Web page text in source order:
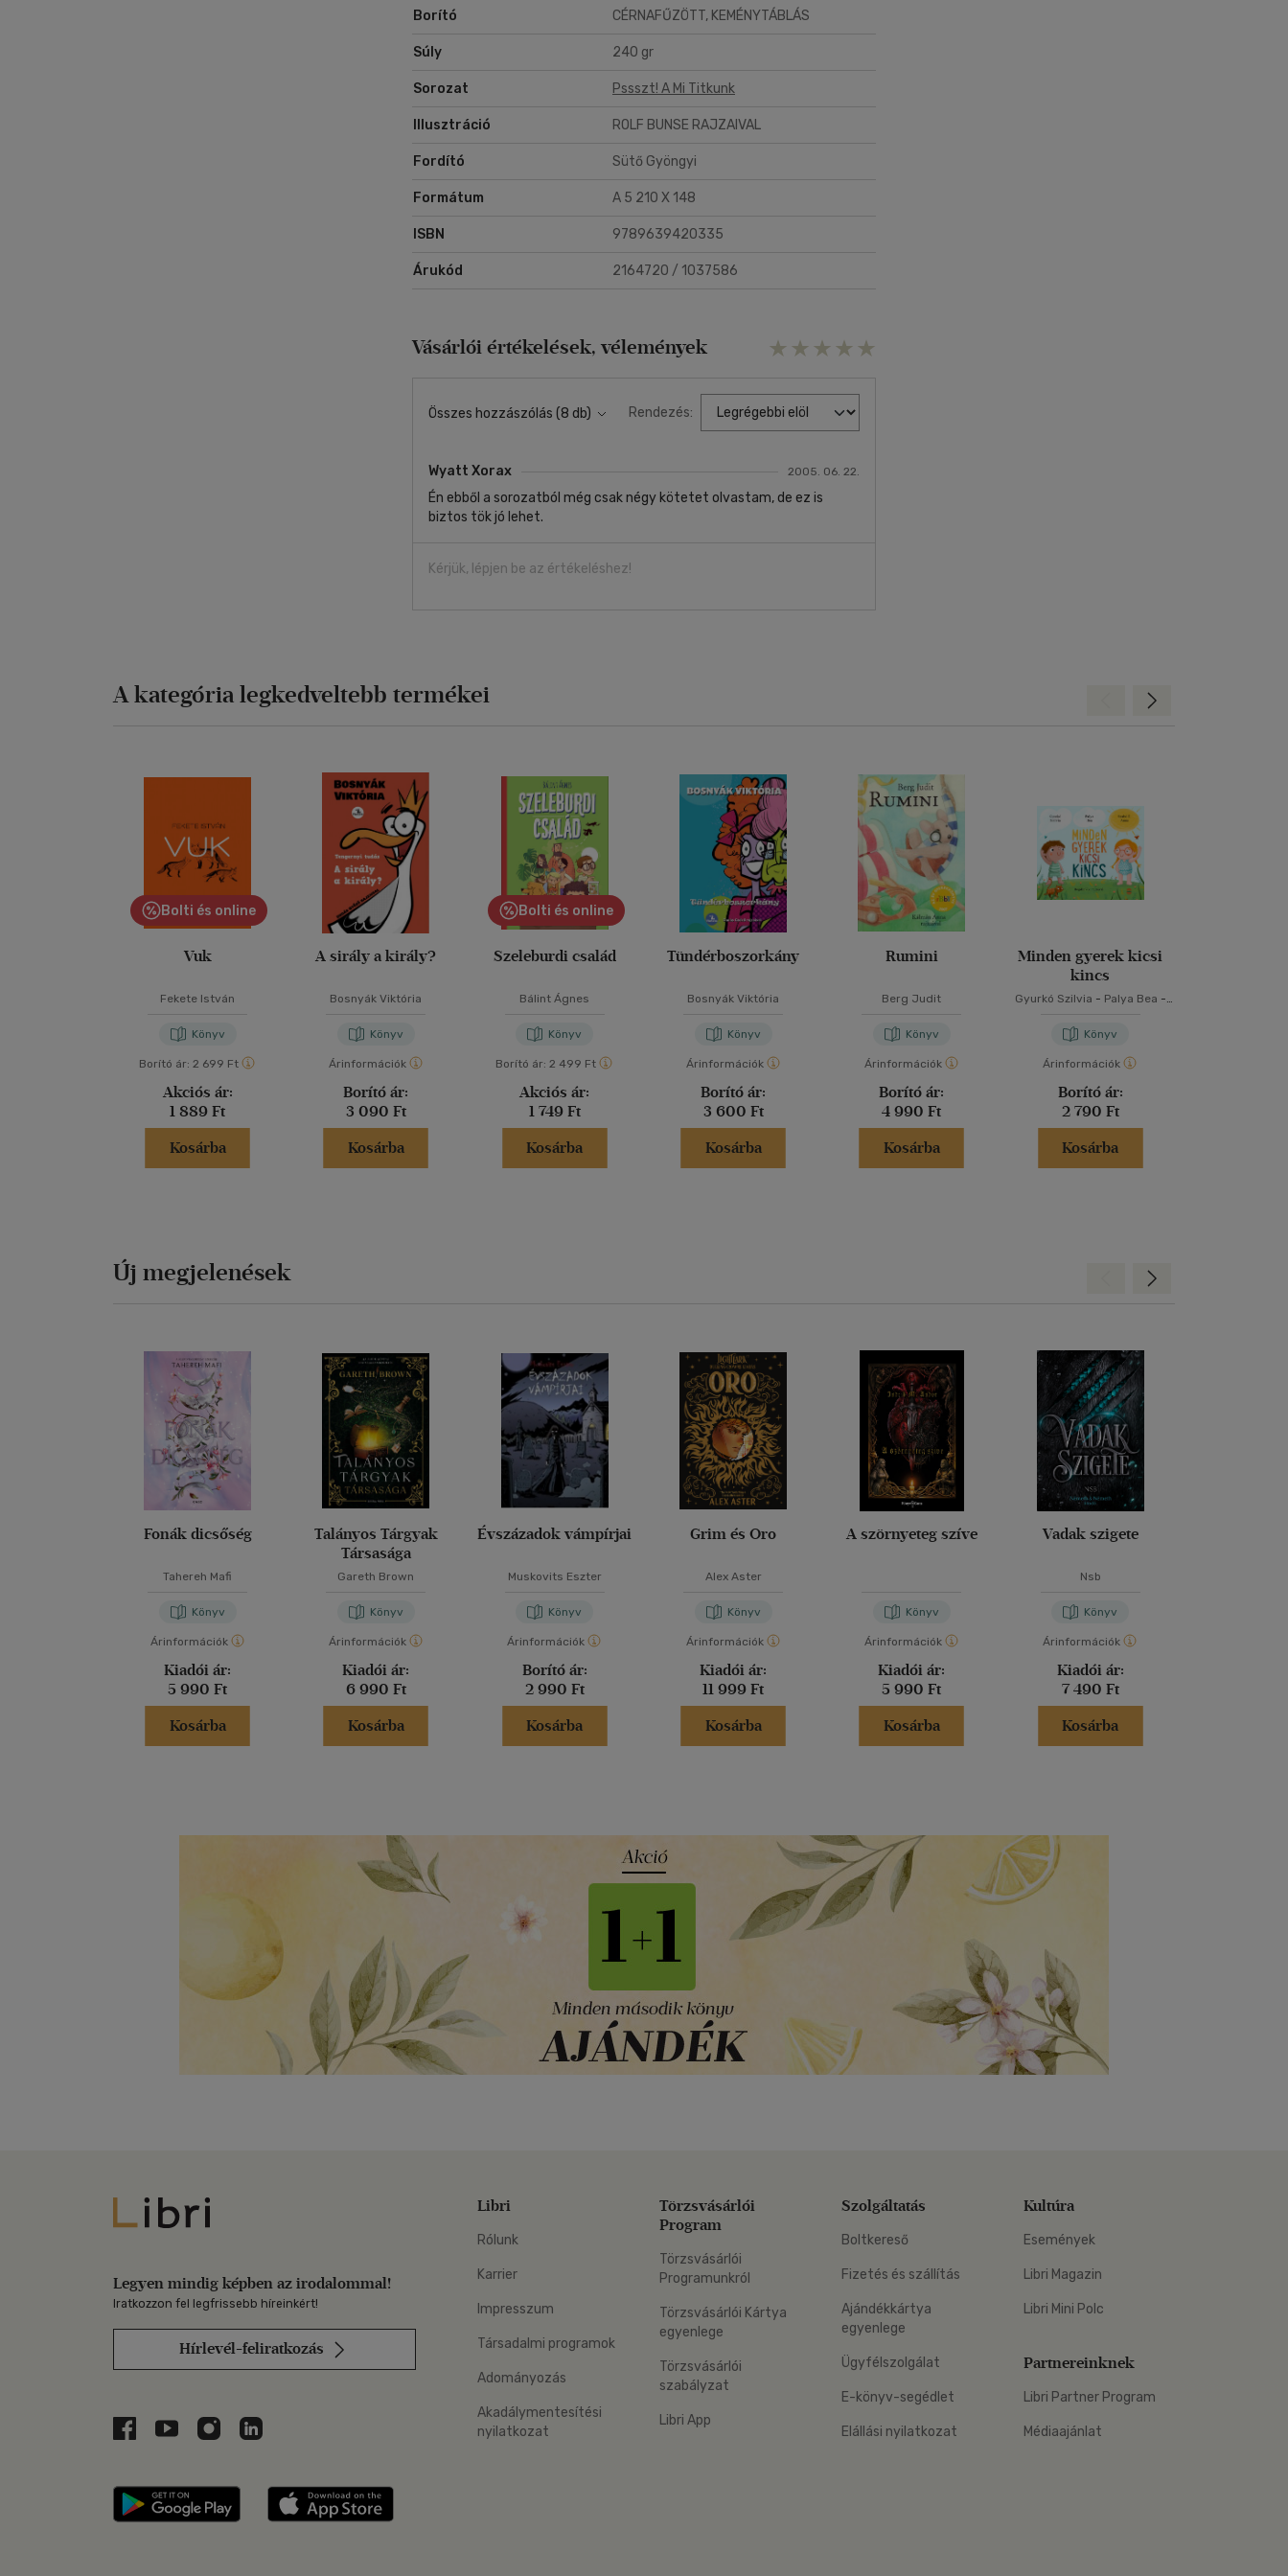
Borító CÉRNAFŰZÖTT, KEMÉNYTÁBLÁS
Súly 240 gr
Sorozat Pssszt! A Mi Titkunk
Illusztráció ROLF BUNSE RAJZAIVAL
Fordító Sütő Gyöngyi
Formátum A 5 210 X 148
ISBN 9789639420335
Árukód 2164720 / 1037586
Vásárlói értékelések, vélemények
Összes hozzászólás (8 db) Rendezés:
Wyatt Xorax 2005. 06. 22.
Én ebből a sorozatból még csak négy kötetet olvastam, de ez is
biztos tök jó lehet.
Kérjük, lépjen be az értékeléshez!
A kategória legkedveltebb termékei
Bolti és online
Vuk
Fekete István
Könyv
Borító ár: 2 699 Ft
Akciós ár:
1 889 Ft
Kosárba
A sirály a király?
Bosnyák Viktória
Könyv
Árinformációk
Borító ár:
3 090 Ft
Kosárba
Bolti és online
Szeleburdi család
Bálint Ágnes
Könyv
Borító ár: 2 499 Ft
Akciós ár:
1 749 Ft
Kosárba
Tündérboszorkány
Bosnyák Viktória
Könyv
Árinformációk
Borító ár:
3 600 Ft
Kosárba
Rumini
Berg Judit
Könyv
Árinformációk
Borító ár:
4 990 Ft
Kosárba
Minden gyerek kicsi
kincs
Gyurkó Szilvia - Palya Bea -
Könyv
Árinformációk
Borító ár:
2 790 Ft
Kosárba
Előre
Új megjelenések
Fonák dicsőség
Tahereh Mafi
Könyv
Árinformációk
Kiadói ár:
5 990 Ft
Kosárba
Talányos Tárgyak
Társasága
Gareth Brown
Könyv
Árinformációk
Kiadói ár:
6 990 Ft
Kosárba
Évszázadok vámpírjai
Muskovits Eszter
Könyv
Árinformációk
Borító ár:
2 990 Ft
Kosárba
Grim és Oro
Alex Aster
Könyv
Árinformációk
Kiadói ár:
11 999 Ft
Kosárba
A szörnyeteg szíve
Könyv
Árinformációk
Kiadói ár:
5 990 Ft
Kosárba
Vadak szigete
Nsb
Könyv
Árinformációk
Kiadói ár:
7 490 Ft
Kosárba
Előre
Libri
Legyen mindig képben az irodalommal!
Iratkozzon fel legfrissebb híreinkért!
Hírlevél-feliratkozás
Libri a Facebookon
Libri a Youtube-on
Libri az Instagramon
Libri a LinkedInen
Libri applikáció Szerezd meg: Google Play
Libri
Rólunk
Karrier
Impresszum
Társadalmi programok
Adományozás
Akadálymentesítési
nyilatkozat
Törzsvásárlói
Program
Törzsvásárlói
Programunkról
Törzsvásárlói Kártya
egyenlege
Törzsvásárlói
szabályzat
Libri App
Szolgáltatás
Boltkereső
Fizetés és szállítás
Ajándékkártya
egyenlege
Ügyfélszolgálat
E-könyv-segédlet
Elállási nyilatkozat
Kultúra
Események
Libri Magazin
Libri Mini Polc
Partnereinknek
Libri Partner Program
Médiaajánlat